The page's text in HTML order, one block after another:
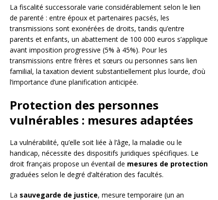
La fiscalité successorale varie considérablement selon le lien
de parenté : entre époux et partenaires pacsés, les
transmissions sont exonérées de droits, tandis qu’entre
parents et enfants, un abattement de 100 000 euros s’applique
avant imposition progressive (5% à 45%). Pour les
transmissions entre frères et sœurs ou personnes sans lien
familial, la taxation devient substantiellement plus lourde, d’où
l’importance d’une planification anticipée.
Protection des personnes
vulnérables : mesures adaptées
La vulnérabilité, qu’elle soit liée à l’âge, la maladie ou le
handicap, nécessite des dispositifs juridiques spécifiques. Le
droit français propose un éventail de mesures de protection
graduées selon le degré d’altération des facultés.
La sauvegarde de justice, mesure temporaire (un an